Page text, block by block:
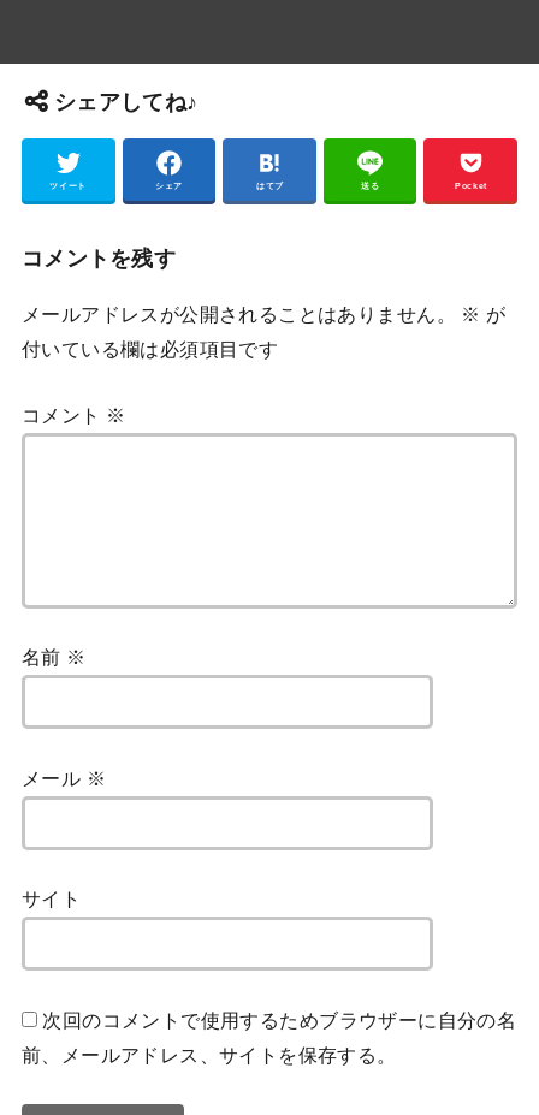
シェアしてね♪
ツイート シェア はてブ 送る Pocket
コメントを残す
メールアドレスが公開されることはありません。 ※ が
付いている欄は必須項目です
コメント ※
名前 ※
メール ※
サイト
次回のコメントで使用するためブラウザーに自分の名
前、メールアドレス、サイトを保存する。